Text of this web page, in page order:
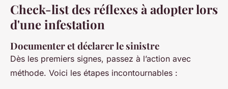
Check-list des réflexes à adopter lors
d'une infestation
Documenter et déclarer le sinistre
Dès les premiers signes, passez à l’action avec
méthode. Voici les étapes incontournables :